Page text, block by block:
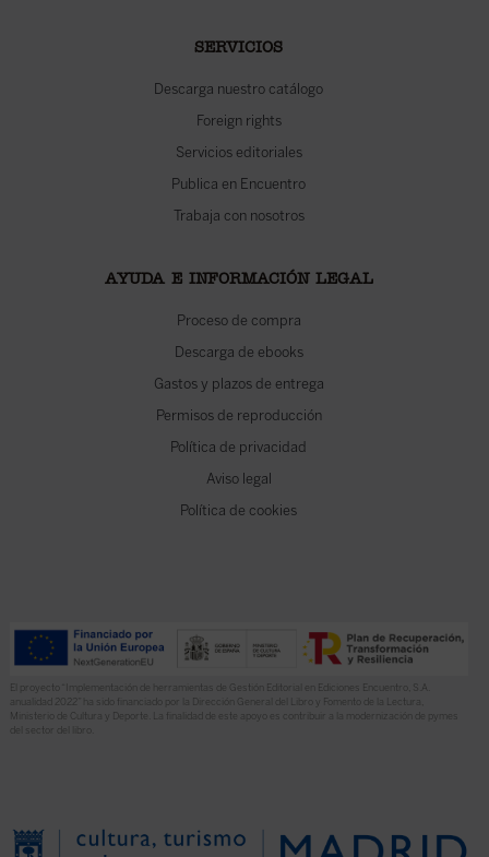
SERVICIOS
Descarga nuestro catálogo
Foreign rights
Servicios editoriales
Publica en Encuentro
Trabaja con nosotros
AYUDA E INFORMACIÓN LEGAL
Proceso de compra
Descarga de ebooks
Gastos y plazos de entrega
Permisos de reproducción
Política de privacidad
Aviso legal
Política de cookies
El proyecto “Implementación de herramientas de Gestión Editorial en Ediciones Encuentro, S.A.
anualidad 2022” ha sido financiado por la Dirección General del Libro y Fomento de la Lectura,
Ministerio de Cultura y Deporte. La finalidad de este apoyo es contribuir a la modernización de pymes
del sector del libro.